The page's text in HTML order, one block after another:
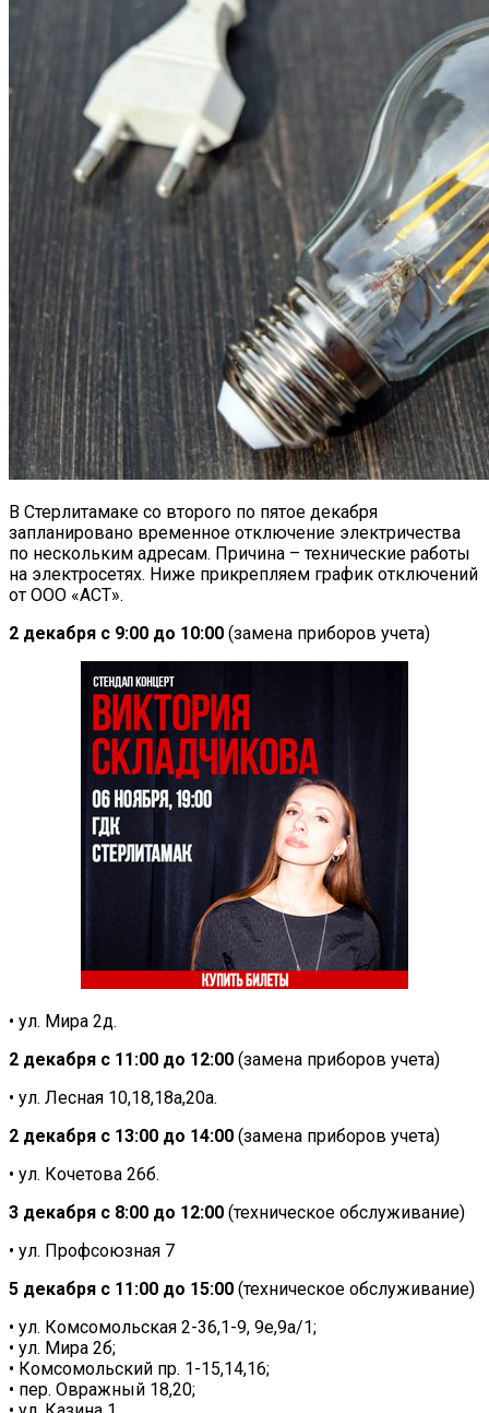
В Стерлитамаке со второго по пятое декабря
запланировано временное отключение электричества
по нескольким адресам. Причина – технические работы
на электросетях. Ниже прикрепляем график отключений
от ООО «АСТ».
2 декабря с 9:00 до 10:00 (замена приборов учета)
• ул. Мира 2д.
2 декабря с 11:00 до 12:00 (замена приборов учета)
• ул. Лесная 10,18,18а,20а.
2 декабря с 13:00 до 14:00 (замена приборов учета)
• ул. Кочетова 26б.
3 декабря с 8:00 до 12:00 (техническое обслуживание)
• ул. Профсоюзная 7
5 декабря с 11:00 до 15:00 (техническое обслуживание)
• ул. Комсомольская 2-36,1-9, 9е,9а/1;
• ул. Мира 2б;
• Комсомольский пр. 1-15,14,16;
• пер. Овражный 18,20;